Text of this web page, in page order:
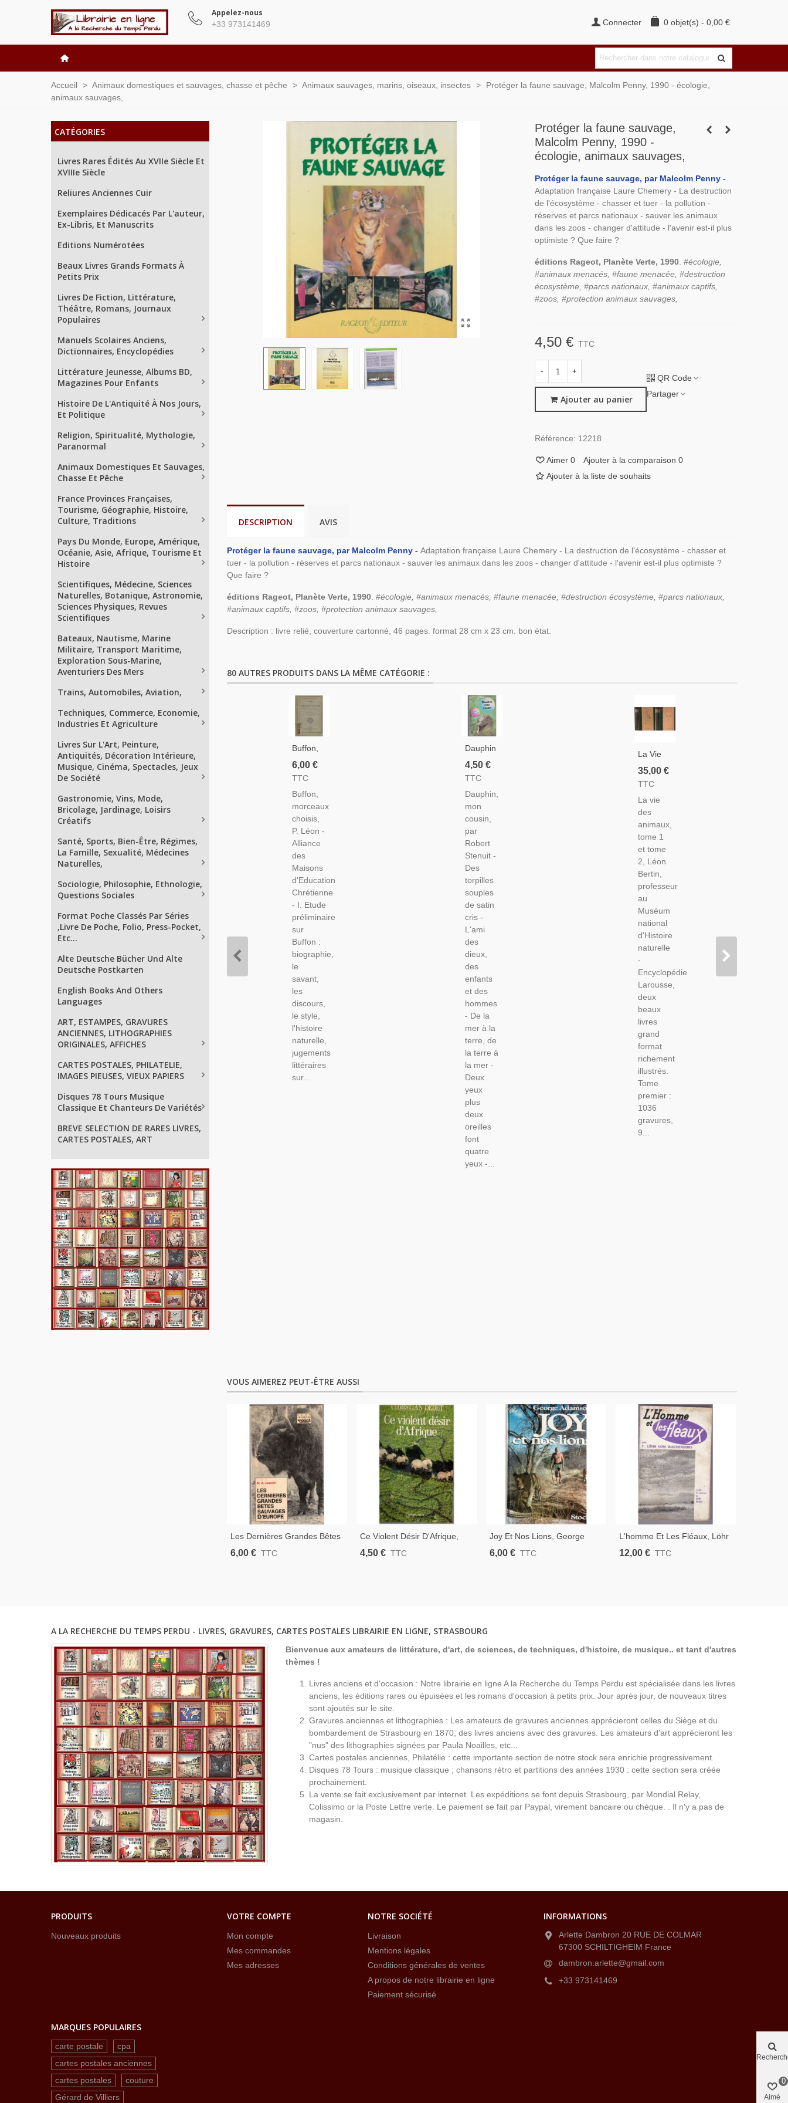
Appelez-nous
+33 973141469 Connecter 0 objet(s) - 0,00 €
Accueil > Animaux domestiques et sauvages, chasse et pêche > Animaux sauvages, marins, oiseaux, insectes >
Protéger la faune sauvage, Malcolm Penny, 1990 - écologie,
animaux sauvages,
CATÉGORIES
Livres Rares Édités Au XVIIe Siècle Et
XVIIIe Siècle
Reliures Anciennes Cuir
Exemplaires Dédicacés Par L'auteur,
Ex-Libris, Et Manuscrits
Editions Numérotées
Beaux Livres Grands Formats À
Petits Prix
Livres De Fiction, Littérature,
Théâtre, Romans, Journaux
Populaires
Manuels Scolaires Anciens,
Dictionnaires, Encyclopédies
Littérature Jeunesse, Albums BD,
Magazines Pour Enfants
Histoire De L'Antiquité À Nos Jours,
Et Politique
Religion, Spiritualité, Mythologie,
Paranormal
Animaux Domestiques Et Sauvages,
Chasse Et Pêche
France Provinces Françaises,
Tourisme, Géographie, Histoire,
Culture, Traditions
Pays Du Monde, Europe, Amérique,
Océanie, Asie, Afrique, Tourisme Et
Histoire
Scientifiques, Médecine, Sciences
Naturelles, Botanique, Astronomie,
Sciences Physiques, Revues
Scientifiques
Bateaux, Nautisme, Marine
Militaire, Transport Maritime,
Exploration Sous-Marine,
Aventuriers Des Mers
Trains, Automobiles, Aviation,
Techniques, Commerce, Economie,
Industries Et Agriculture
Livres Sur L'Art, Peinture,
Antiquités, Décoration Intérieure,
Musique, Cinéma, Spectacles, Jeux
De Société
Gastronomie, Vins, Mode,
Bricolage, Jardinage, Loisirs
Créatifs
Santé, Sports, Bien-Être, Régimes,
La Famille, Sexualité, Médecines
Naturelles,
Sociologie, Philosophie, Ethnologie,
Questions Sociales
Format Poche Classés Par Séries
,Livre De Poche, Folio, Press-Pocket,
Etc...
Alte Deutsche Bücher Und Alte
Deutsche Postkarten
English Books And Others
Languages
ART, ESTAMPES, GRAVURES
ANCIENNES, LITHOGRAPHIES
ORIGINALES, AFFICHES
CARTES POSTALES, PHILATELIE,
IMAGES PIEUSES, VIEUX PAPIERS
Disques 78 Tours Musique
Classique Et Chanteurs De Variétés
BREVE SELECTION DE RARES LIVRES,
CARTES POSTALES, ART
Protéger la faune sauvage,
Malcolm Penny, 1990 -
écologie, animaux sauvages,
Protéger la faune sauvage, par Malcolm Penny -
Adaptation française Laure Chemery - La destruction
de l'écosystème - chasser et tuer - la pollution -
réserves et parcs nationaux - sauver les animaux
dans les zoos - changer d'attitude - l'avenir est-il plus
optimiste ? Que faire ?
éditions Rageot, Planète Verte, 1990. #écologie,
#animaux menacés, #faune menacée, #destruction
écosystème, #parcs nationaux, #animaux captifs,
#zoos, #protection animaux sauvages,
4,50 € TTC
- +
Ajouter au panier
QR Code
Partager
Référence: 12218
Aimer 0 Ajouter à la comparaison 0
Ajouter à la liste de souhaits
DESCRIPTION AVIS
Protéger la faune sauvage, par Malcolm Penny - Adaptation française Laure Chemery - La destruction de l'écosystème - chasser et
tuer - la pollution - réserves et parcs nationaux - sauver les animaux dans les zoos - changer d'attitude - l'avenir est-il plus optimiste ?
Que faire ?
éditions Rageot, Planète Verte, 1990. #écologie, #animaux menacés, #faune menacée, #destruction écosystème, #parcs nationaux,
#animaux captifs, #zoos, #protection animaux sauvages,
Description : livre relié, couverture cartonné, 46 pages. format 28 cm x 23 cm. bon état.
80 AUTRES PRODUITS DANS LA MÊME CATÉGORIE :
Buffon,
Morceaux
Choisis,
1886 -
Scientifique
XIXe
Siècle,
Zoologie,
Animaux
Sauvages,
Oiseaux,
6,00 €
TTC
Buffon,
morceaux
choisis,
P. Léon -
Alliance
des
Maisons
d'Education
Chrétienne
- I. Etude
préliminaire
sur
Buffon :
biographie,
le
savant,
les
discours,
le style,
l'histoire
naturelle,
jugements
littéraires
sur...
Dauphin
Mon
Cousin,
Stenuit,
1972 -
Animaux
Marins,
4,50 €
TTC
Dauphin,
mon
cousin,
par
Robert
Stenuit -
Des
torpilles
souples
de satin
cris -
L'ami
des
dieux,
des
enfants
et des
hommes
- De la
mer à la
terre, de
la terre à
la mer -
Deux
yeux
plus
deux
oreilles
font
quatre
yeux -...
La Vie
Des
Animaux,
Bertin,
Tome 1
ET Tome
2, 1950 -
Animaux
Sauvages,
Zoologie,
Encyclopédie
Larousse
35,00 €
TTC
La vie
des
animaux,
tome 1
et tome
2, Léon
Bertin,
professeur
au
Muséum
national
d'Histoire
naturelle
-
Encyclopédie
Larousse,
deux
beaux
livres
grand
format
richement
illustrés.
Tome
premier :
1036
gravures,
9...
VOUS AIMEREZ PEUT-ÊTRE AUSSI
Les Dernières Grandes Bêtes
Sauvages D'Europe, A.
6,00 € TTC
Ce Violent Désir D'Afrique,
Christian Dedet, 1995 - Guide
4,50 € TTC
Joy Et Nos Lions, George
Adamson, 1987 - Fauves,
6,00 € TTC
L'homme Et Les Fléaux, Löhr
Vom Wackendorf, 1955 -
12,00 € TTC
A LA RECHERCHE DU TEMPS PERDU - LIVRES, GRAVURES, CARTES POSTALES LIBRAIRIE EN LIGNE, STRASBOURG
Bienvenue aux amateurs de littérature, d'art, de sciences, de techniques, d'histoire, de musique.. et tant d'autres
thèmes !
Livres anciens et d'occasion : Notre librairie en ligne A la Recherche du Temps Perdu est spécialisée dans les livres
anciens, les éditions rares ou épuisées et les romans d'occasion à petits prix. Jour après jour, de nouveaux titres
sont ajoutés sur le site.
Gravures anciennes et lithographies : Les amateurs de gravures anciennes apprécieront celles du Siège et du
bombardement de Strasbourg en 1870, des livres anciens avec des gravures. Les amateurs d'art apprécieront les
"nus" des lithographies signées par Paula Noailles, etc...
Cartes postales anciennes, Philatélie : cette importante section de notre stock sera enrichie progressivement.
Disques 78 Tours : musique classique ; chansons rétro et partitions des années 1930 : cette section sera créée
prochainement.
La vente se fait exclusivement par internet. Les expéditions se font depuis Strasbourg, par Mondial Relay,
Colissimo or la Poste Lettre verte. Le paiement se fait par Paypal, virement bancaire ou chèque. . Il n'y a pas de
magasin.
PRODUITS
Nouveaux produits
VOTRE COMPTE
Mon compte
Mes commandes
Mes adresses
NOTRE SOCIÉTÉ
Livraison
Mentions légales
Conditions générales de ventes
A propos de notre librairie en ligne
Paiement sécurisé
INFORMATIONS
Arlette Dambron 20 RUE DE COLMAR
67300 SCHILTIGHEIM France
dambron.arlette@gmail.com
+33 973141469
MARQUES POPULAIRES
carte postale
cpa
cartes postales anciennes
cartes postales
couture
Gérard de Villiers
Aimé
0